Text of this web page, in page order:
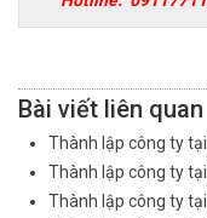
Bài viết liên quan
Thành lập công ty
Thành lập công ty
Thành lập công ty